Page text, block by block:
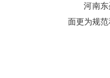
河南东
面更为规